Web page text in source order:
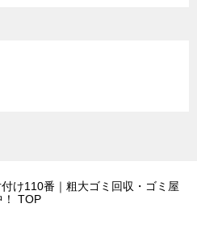
け110番｜粗大ゴミ回収・ゴミ屋
TOP